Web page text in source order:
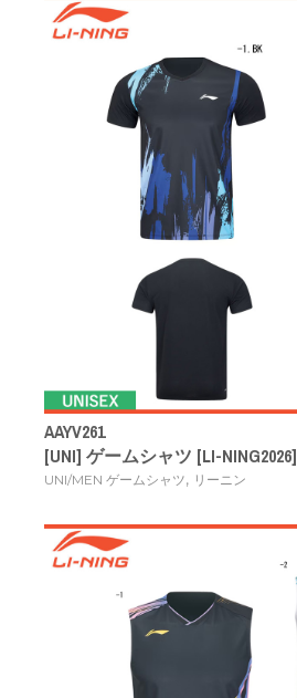
AAYV261
[UNI] ゲームシャツ [LI-NING2026]
UNI/MEN ゲームシャツ, リーニン